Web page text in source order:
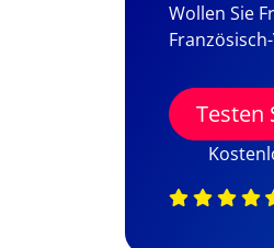
Wollen Sie
Testen